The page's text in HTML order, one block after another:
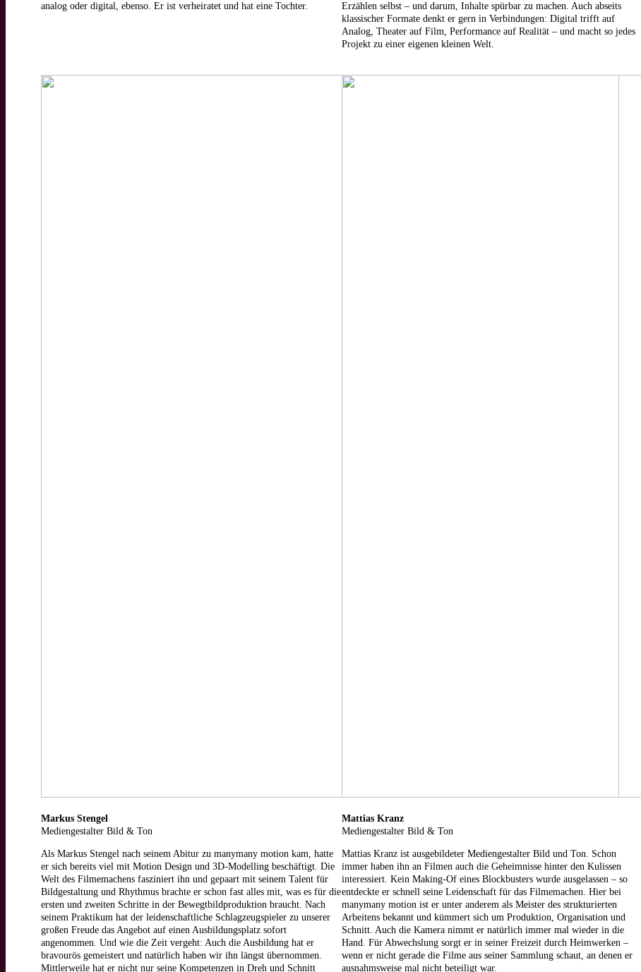
analog oder digital, ebenso. Er ist verheiratet und hat eine Tochter.
Erzählen selbst – und darum, Inhalte spürbar zu machen. Auch abseits
klassischer Formate denkt er gern in Verbindungen: Digital trifft auf
Analog, Theater auf Film, Performance auf Realität – und macht so jedes
Projekt zu einer eigenen kleinen Welt.
Markus Stengel
Mediengestalter Bild & Ton
Als Markus Stengel nach seinem Abitur zu manymany motion kam, hatte
er sich bereits viel mit Motion Design und 3D-Modelling beschäftigt. Die
Welt des Filmemachens fasziniert ihn und gepaart mit seinem Talent für
Bildgestaltung und Rhythmus brachte er schon fast alles mit, was es für die
ersten und zweiten Schritte in der Bewegtbildproduktion braucht. Nach
seinem Praktikum hat der leidenschaftliche Schlagzeugspieler zu unserer
großen Freude das Angebot auf einen Ausbildungsplatz sofort
angenommen. Und wie die Zeit vergeht: Auch die Ausbildung hat er
bravourös gemeistert und natürlich haben wir ihn längst übernommen.
Mittlerweile hat er nicht nur seine Kompetenzen in Dreh und Schnitt
Mattias Kranz
Mediengestalter Bild & Ton
Mattias Kranz ist ausgebildeter Mediengestalter Bild und Ton. Schon
immer haben ihn an Filmen auch die Geheimnisse hinter den Kulissen
interessiert. Kein Making-Of eines Blockbusters wurde ausgelassen – so
entdeckte er schnell seine Leidenschaft für das Filmemachen. Hier bei
manymany motion ist er unter anderem als Meister des strukturierten
Arbeitens bekannt und kümmert sich um Produktion, Organisation und
Schnitt. Auch die Kamera nimmt er natürlich immer mal wieder in die
Hand. Für Abwechslung sorgt er in seiner Freizeit durch Heimwerken –
wenn er nicht gerade die Filme aus seiner Sammlung schaut, an denen er
ausnahmsweise mal nicht beteiligt war.